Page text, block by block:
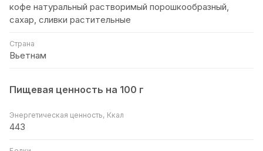
кофе натуральный растворимый порошкообразный,
сахар, сливки растительные
Страна
Вьетнам
Пищевая ценность на 100 г
Энергетическая ценность, Ккал
443